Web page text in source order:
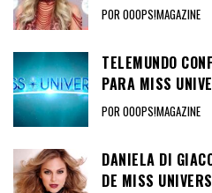
POR OOOPS!MAGAZINE
TELEMUNDO
PARA MISS
POR OOOPS!MAGAZINE
DANIELA DI
DE MISS